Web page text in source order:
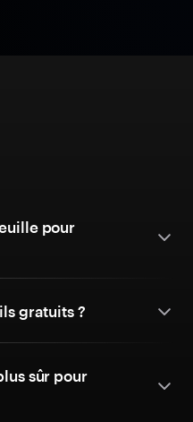
pour
gratuits ?
sûr pour